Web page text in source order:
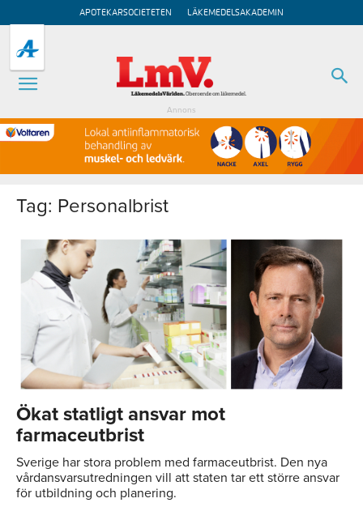
APOTEKARSOCIETETEN LÄKEMEDELSAKADEMIN
Annons
Tag: Personalbrist
Ökat statligt ansvar mot
farmaceutbrist
Sverige har stora problem med farmaceutbrist. Den nya
vårdansvarsutredningen vill att staten tar ett större ansvar
för utbildning och planering.